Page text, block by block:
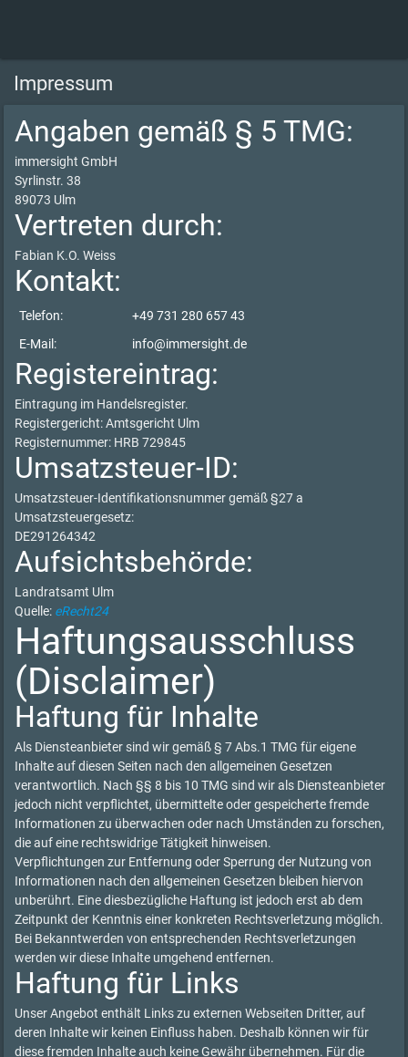
Impressum
Angaben gemäß § 5 TMG:
immersight GmbH
Syrlinstr. 38
89073 Ulm
Vertreten durch:
Fabian K.O. Weiss
Kontakt:
Telefon:
+49 731 280 657 43
E-Mail:
info@immersight.de
Registereintrag:
Eintragung im Handelsregister.
Registergericht: Amtsgericht Ulm
Registernummer: HRB 729845
Umsatzsteuer-ID:
Umsatzsteuer-Identifikationsnummer gemäß §27 a
Umsatzsteuergesetz:
DE291264342
Aufsichtsbehörde:
Landratsamt Ulm
Quelle: eRecht24
Haftungsausschluss
(Disclaimer)
Haftung für Inhalte
Als Diensteanbieter sind wir gemäß § 7 Abs.1 TMG für eigene
Inhalte auf diesen Seiten nach den allgemeinen Gesetzen
verantwortlich. Nach §§ 8 bis 10 TMG sind wir als Diensteanbieter
jedoch nicht verpflichtet, übermittelte oder gespeicherte fremde
Informationen zu überwachen oder nach Umständen zu forschen,
die auf eine rechtswidrige Tätigkeit hinweisen.
Verpflichtungen zur Entfernung oder Sperrung der Nutzung von
Informationen nach den allgemeinen Gesetzen bleiben hiervon
unberührt. Eine diesbezügliche Haftung ist jedoch erst ab dem
Zeitpunkt der Kenntnis einer konkreten Rechtsverletzung möglich.
Bei Bekanntwerden von entsprechenden Rechtsverletzungen
werden wir diese Inhalte umgehend entfernen.
Haftung für Links
Unser Angebot enthält Links zu externen Webseiten Dritter, auf
deren Inhalte wir keinen Einfluss haben. Deshalb können wir für
diese fremden Inhalte auch keine Gewähr übernehmen. Für die